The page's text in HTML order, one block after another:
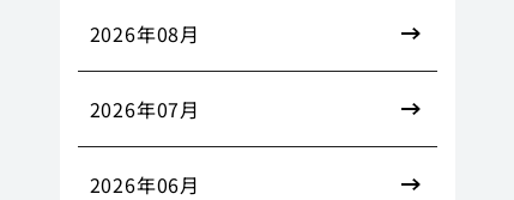
2026年08月
2026年07月
2026年06月